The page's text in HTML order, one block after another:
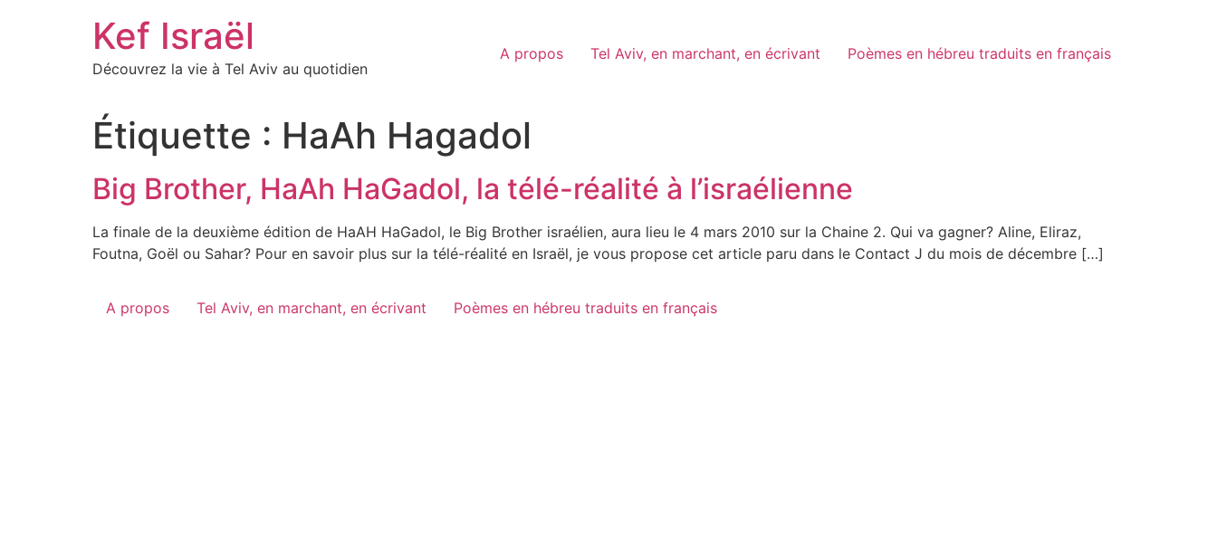
Kef Israël
Découvrez la vie à Tel Aviv au quotidien
A propos Tel Aviv, en marchant, en écrivant Poèmes en hébreu traduits en français
Étiquette : HaAh Hagadol
Big Brother, HaAh HaGadol, la télé-réalité à l’israélienne
La finale de la deuxième édition de HaAH HaGadol, le Big Brother israélien, aura lieu le 4 mars 2010 sur la Chaine 2. Qui va gagner? Aline, Eliraz,
Foutna, Goël ou Sahar? Pour en savoir plus sur la télé-réalité en Israël, je vous propose cet article paru dans le Contact J du mois de décembre […]
A propos Tel Aviv, en marchant, en écrivant Poèmes en hébreu traduits en français